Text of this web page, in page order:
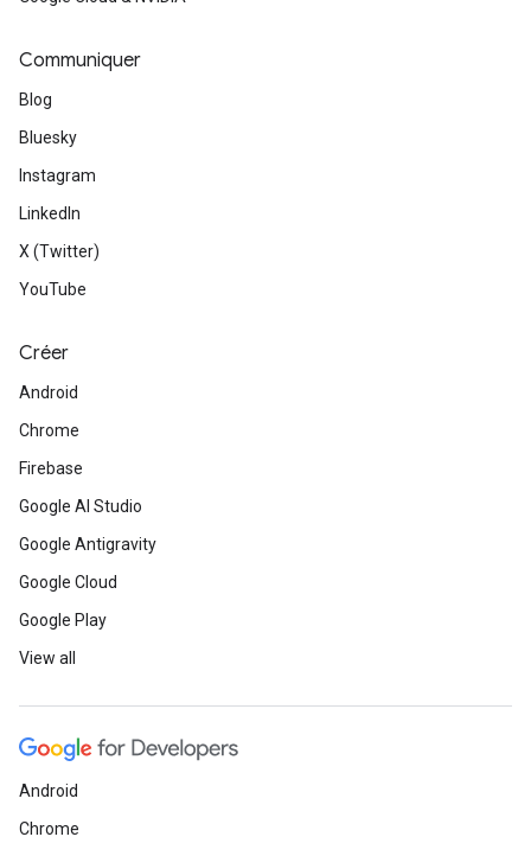
Communiquer
Blog
Bluesky
Instagram
LinkedIn
X (Twitter)
YouTube
Créer
Android
Chrome
Firebase
Google AI Studio
Google Antigravity
Google Cloud
Google Play
View all
Android
Chrome